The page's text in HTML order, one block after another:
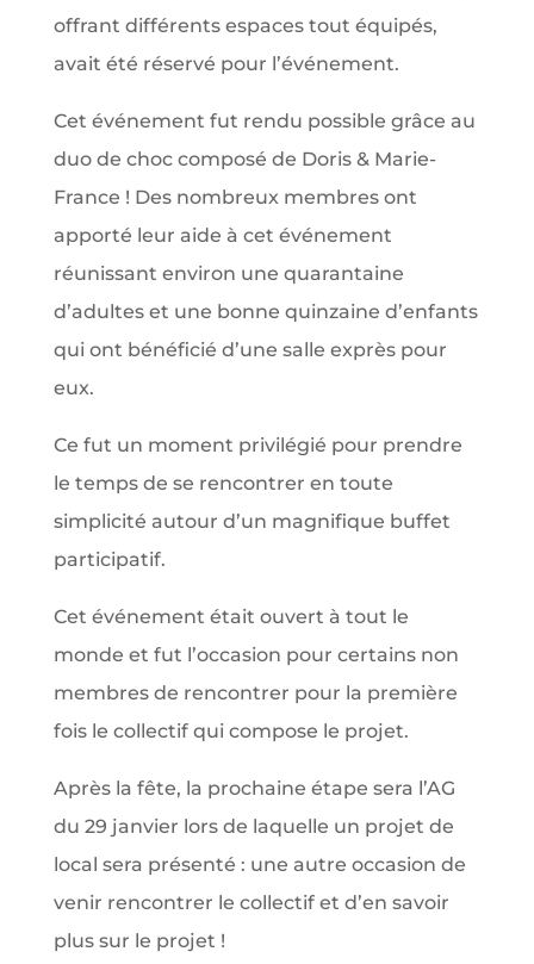
offrant différents espaces tout équipés,
avait été réservé pour l’événement.
Cet événement fut rendu possible grâce au
duo de choc composé de Doris & Marie-
France ! Des nombreux membres ont
apporté leur aide à cet événement
réunissant environ une quarantaine
d’adultes et une bonne quinzaine d’enfants
qui ont bénéficié d’une salle exprès pour
eux.
Ce fut un moment privilégié pour prendre
le temps de se rencontrer en toute
simplicité autour d’un magnifique buffet
participatif.
Cet événement était ouvert à tout le
monde et fut l’occasion pour certains non
membres de rencontrer pour la première
fois le collectif qui compose le projet.
Après la fête, la prochaine étape sera l’AG
du 29 janvier lors de laquelle un projet de
local sera présenté : une autre occasion de
venir rencontrer le collectif et d’en savoir
plus sur le projet !